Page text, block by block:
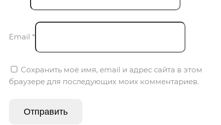
Email *
Сохранить моё имя, email и адрес сайта в этом
браузере для последующих моих комментариев.